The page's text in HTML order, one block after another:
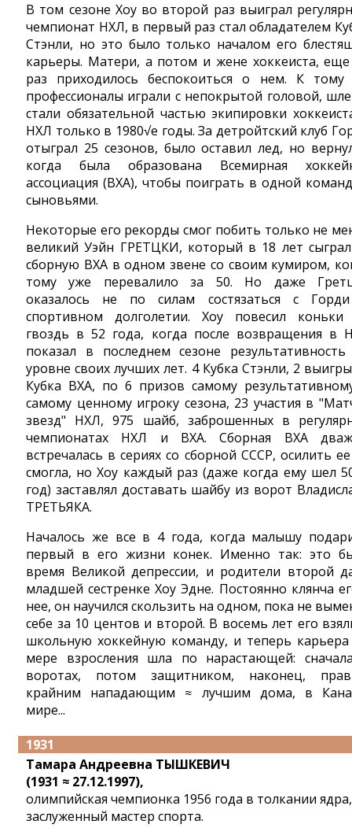
В том сезоне Хоу во второй раз выиграл
чемпионат НХЛ, в первый раз стал обладателем
Стэнли, но это было только началом его
карьеры. Матери, а потом и жене хоккеиста,
раз приходилось беспокоиться о нем. К
профессионалы играли с непокрытой головой,
стали обязательной частью экипировки
НХЛ только в 1980√е годы. За детройтский клуб
отыграл 25 сезонов, было оставил лед, но
когда была образована Всемирная
ассоциация (ВХА), чтобы поиграть в одной
сыновьями.
Некоторые его рекорды смог побить только не
великий Уэйн ГРЕТЦКИ, который в 18 лет
сборную ВХА в одном звене со своим кумиром,
тому уже перевалило за 50. Но даже
оказалось не по силам состязаться с
спортивном долголетии. Хоу повесил
гвоздь в 52 года, когда после возвращения в
показал в последнем сезоне
уровне своих лучших лет. 4 Кубка Стэнли, 2
Кубка ВХА, по 6 призов самому
самому ценному игроку сезона, 23 участия в
звезд" НХЛ, 975 шайб, заброшенных в
чемпионатах НХЛ и ВХА. Сборная ВХА
встречалась в сериях со сборной СССР, осилить
смогла, но Хоу каждый раз (даже когда ему шел
год) заставлял доставать шайбу из ворот
ТРЕТЬЯКА.
Началось же все в 4 года, когда малышу
первый в его жизни конек. Именно так: это
время Великой депрессии, и родители второй
младшей сестренке Хоу Эдне. Постоянно клянча
нее, он научился скользить на одном, пока не
себе за 10 центов и второй. В восемь лет его
школьную хоккейную команду, и теперь
мере взросления шла по нарастающей:
воротах, потом защитником, наконец,
крайним нападающим ≈ лучшим дома, в
мире...
1931
Тамара Андреевна ТЫШКЕВИЧ
(1931 ≈ 27.12.1997),
олимпийская чемпионка 1956 года в толкании ядра,
заслуженный мастер спорта.